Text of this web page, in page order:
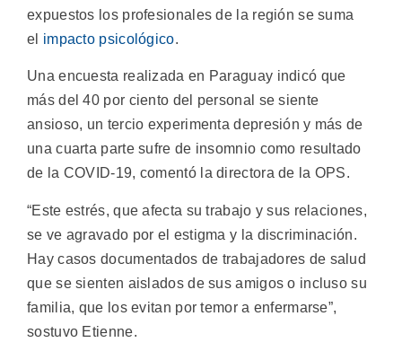
expuestos los profesionales de la región se suma
el impacto psicológico.
Una encuesta realizada en Paraguay indicó que
más del 40 por ciento del personal se siente
ansioso, un tercio experimenta depresión y más de
una cuarta parte sufre de insomnio como resultado
de la COVID-19, comentó la directora de la OPS.
“Este estrés, que afecta su trabajo y sus relaciones,
se ve agravado por el estigma y la discriminación.
Hay casos documentados de trabajadores de salud
que se sienten aislados de sus amigos o incluso su
familia, que los evitan por temor a enfermarse”,
sostuvo Etienne.